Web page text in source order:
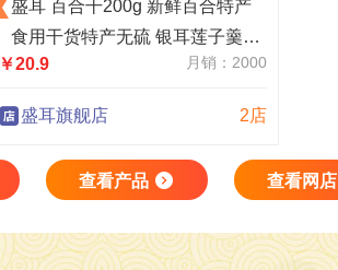
盛耳 百合干200g 新鲜百合特产
食用干货特产无硫 银耳莲子羹食
材
￥20.9 月销：2000
盛耳旗舰店 2店
查看产品 查看网店